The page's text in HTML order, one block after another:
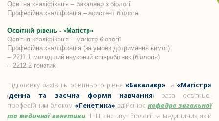
Освітня кваліфікація – бакалавр з біології
Професійна кваліфікація – асистент біолога
Освітній рівень - «Магістр»
Освітня кваліфікація – магістр біології
Професійна кваліфікація (за умови дотримання вимог)
– 2211.1 молодший науковий співробітник (біологія)
– 2212.2 генетик
Підготовку фахівців освітнього рівня «Бакалавр» та «Магістр»
(денна та заочна форми навчання) заза освітньо-
професійним блоком «Генетика» здійснює кафедра загальної
та медичної генетикиННЦ «Інститут біології та медицини», якій